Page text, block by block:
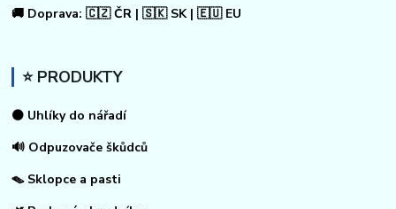
🚚 Doprava: 🇨🇿 ČR | 🇸🇰 SK | 🇪🇺 EU
⭐ PRODUKTY
⚫ Uhlíky do nářadí
🔊 Odpuzovače škůdců
🪤 Sklopce a pasti